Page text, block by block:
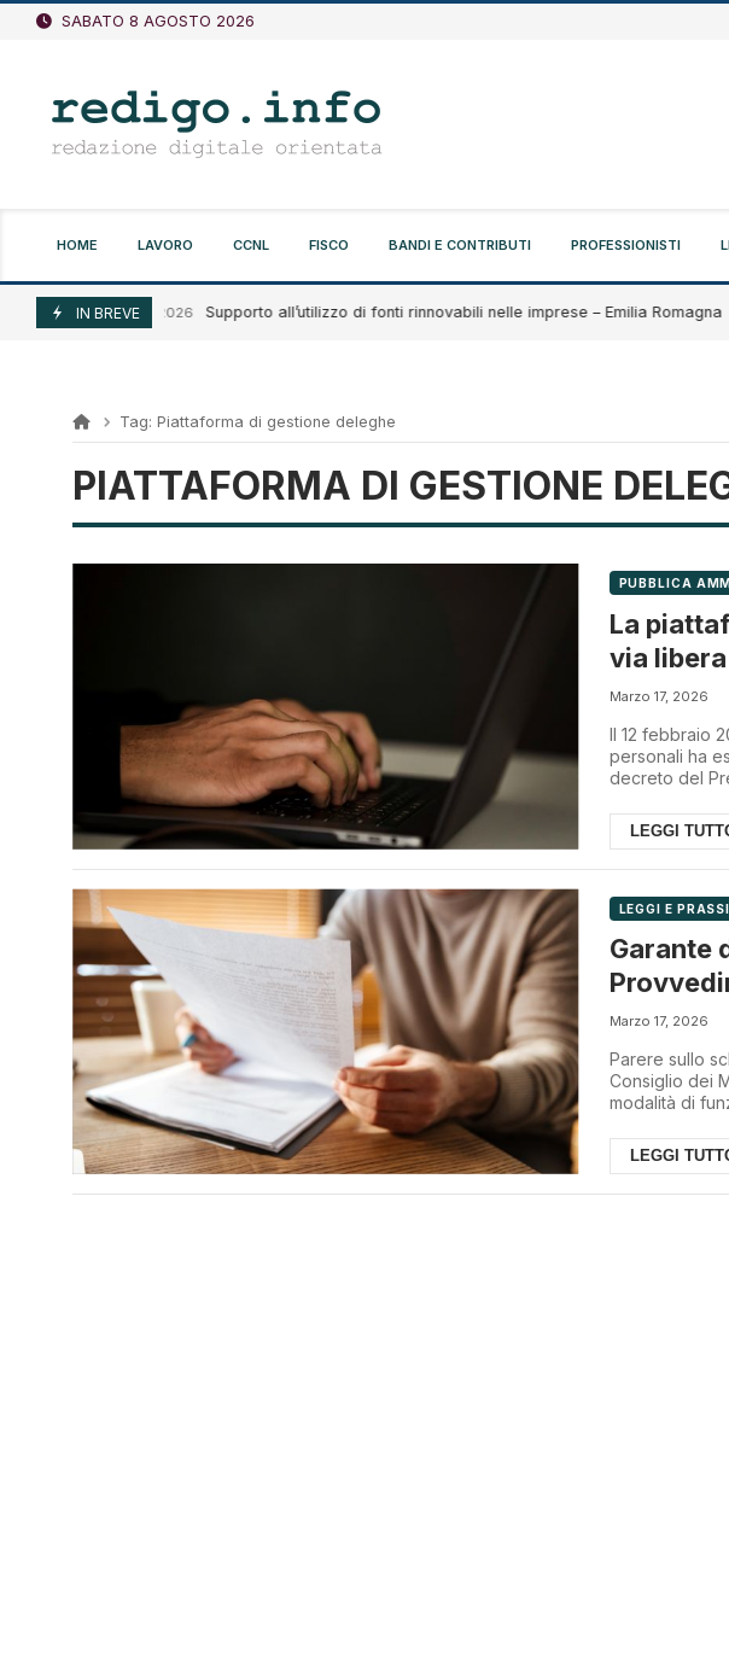
Vai
SABATO 8 AGOSTO 2026
HOME LAVORO CCNL FISCO BANDI E CONTRIBUTI PROFESSIONISTI
IN BREVE
Agosto 7, 2026 Supporto all’utilizzo di fonti rinnovabili nelle imprese – Emilia Romagna
Tag: Piattaforma di gestione deleghe
PIATTAFORMA DI GESTIONE
PUBBLICA
La
via
Marzo 17, 2026
Il 12 febbraio
personali ha
decreto del
LEGGI
LEGGI E PRASSI
Garante
Marzo 17, 2026
Parere sullo
Consiglio dei
modalità di
LEGGI